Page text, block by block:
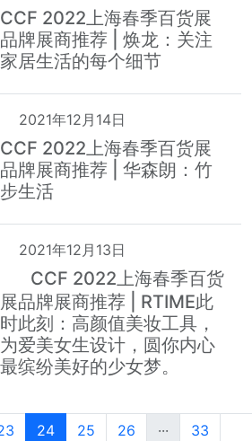
CCF 2022上海春季百货展
品牌展商推荐 | 焕龙：关注
家居生活的每个细节
2021年12月14日
CCF 2022上海春季百货展
品牌展商推荐 | 华森朗：竹
步生活
2021年12月13日
CCF 2022上海春季百货
展品牌展商推荐 | RTIME此
时此刻：高颜值美妆工具，
为爱美女生设计，圆你内心
最缤纷美好的少女梦。
24 25 26 ··· 33